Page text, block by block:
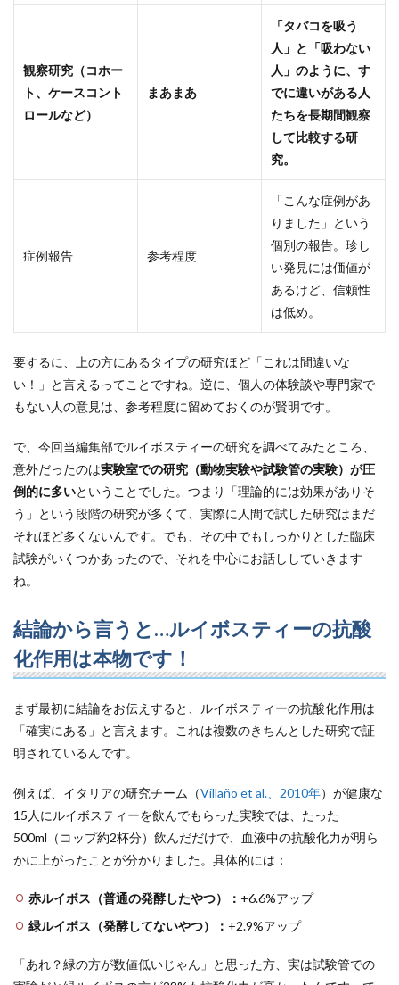
観察研究（コホー
ト、ケースコント
ロールなど）
まあまあ
「タバコを吸う
人」と「吸わない
人」のように、す
でに違いがある人
たちを長期間観察
して比較する研
究。
症例報告 参考程度
「こんな症例があ
りました」という
個別の報告。珍し
い発見には価値が
あるけど、信頼性
は低め。
要するに、上の方にあるタイプの研究ほど「これは間違いな
い！」と言えるってことですね。逆に、個人の体験談や専門家で
もない人の意見は、参考程度に留めておくのが賢明です。
で、今回当編集部でルイボスティーの研究を調べてみたところ、
意外だったのは実験室での研究（動物実験や試験管の実験）が圧
倒的に多いということでした。つまり「理論的には効果がありそ
う」という段階の研究が多くて、実際に人間で試した研究はまだ
それほど多くないんです。でも、その中でもしっかりとした臨床
試験がいくつかあったので、それを中心にお話ししていきます
ね。
結論から言うと…ルイボスティーの抗酸
化作用は本物です！
まず最初に結論をお伝えすると、ルイボスティーの抗酸化作用は
「確実にある」と言えます。これは複数のきちんとした研究で証
明されているんです。
例えば、イタリアの研究チーム（Villaño et al.、2010年）が健康な
15人にルイボスティーを飲んでもらった実験では、たった
500ml（コップ約2杯分）飲んだだけで、血液中の抗酸化力が明ら
かに上がったことが分かりました。具体的には：
赤ルイボス（普通の発酵したやつ）： +6.6%アップ
緑ルイボス（発酵してないやつ）： +2.9%アップ
「あれ？緑の方が数値低いじゃん」と思った方、実は試験管での